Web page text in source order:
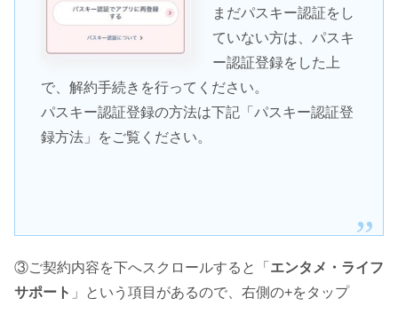
まだパスキー認証をし
ていない方は、パスキ
ー認証登録をした上
で、解約手続きを行ってください。
パスキー認証登録の方法は下記「パスキー認証登
録方法」をご覧ください。
③ご契約内容を下へスクロールすると「 エンタメ・ライフ
サポート 」という項目があるので、右側の+をタップ